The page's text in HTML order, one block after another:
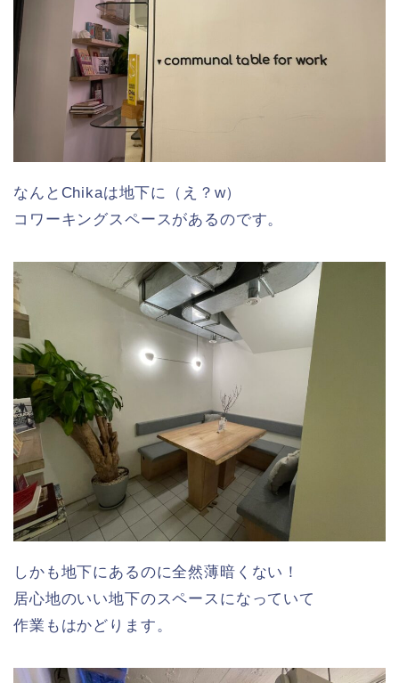
なんとChikaは地下に（え？w）
コワーキングスペースがあるのです。
しかも地下にあるのに全然薄暗くない！
居心地のいい地下のスペースになっていて
作業もはかどります。